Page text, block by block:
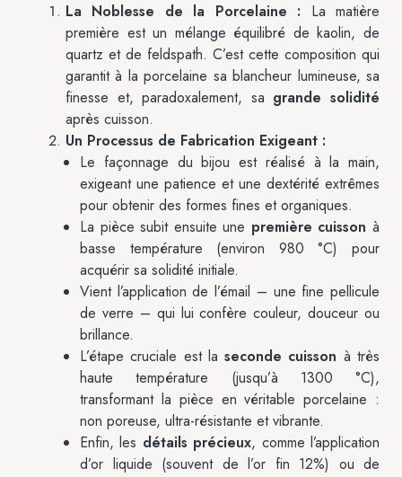
La Noblesse de la Porcelaine : La matière
première est un mélange équilibré de kaolin, de
quartz et de feldspath. C’est cette composition qui
garantit à la porcelaine sa blancheur lumineuse, sa
finesse et, paradoxalement, sa grande solidité
après cuisson.
Un Processus de Fabrication Exigeant :
Le façonnage du bijou est réalisé à la main,
exigeant une patience et une dextérité extrêmes
pour obtenir des formes fines et organiques.
La pièce subit ensuite une première cuisson à
basse température (environ 980 °C) pour
acquérir sa solidité initiale.
Vient l’application de l’émail – une fine pellicule
de verre – qui lui confère couleur, douceur ou
brillance.
L’étape cruciale est laseconde cuisson à très
haute température (jusqu’à 1300 °C),
transformant la pièce en véritable porcelaine :
non poreuse, ultra-résistante et vibrante.
Enfin, les détails précieux, comme l’application
d’or liquide (souvent de l’or fin 12%) ou de